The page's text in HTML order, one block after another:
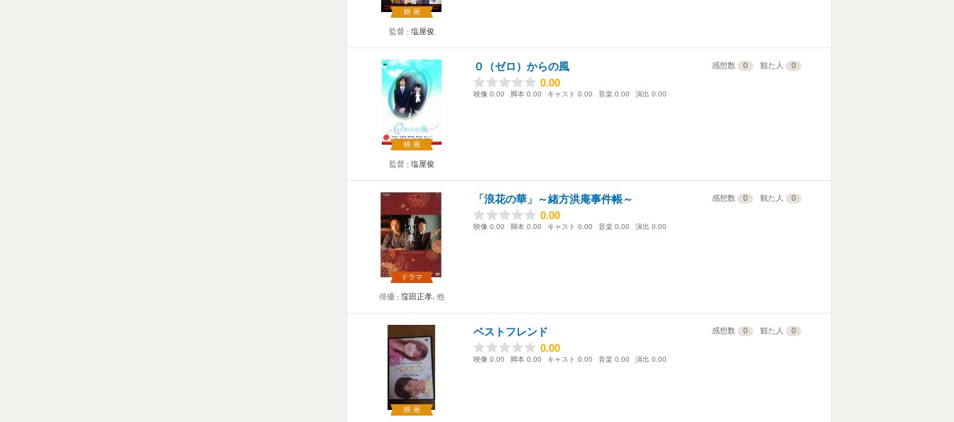
映画
監督 塩屋俊
映画
監督 塩屋俊
０（ゼロ）からの風 感想数 0 観た人 0
0.00
0.00
映像 0.00 脚本 0.00 キャスト 0.00 音楽 0.00 演出 0.00
ドラマ
俳優 窪田正孝､他
「浪花の華」～緒方洪庵事件帳～ 感想数 0 観た人 0
0.00
0.00
映像 0.00 脚本 0.00 キャスト 0.00 音楽 0.00 演出 0.00
映画
ベストフレンド 感想数 0 観た人 0
0.00
0.00
映像 0.00 脚本 0.00 キャスト 0.00 音楽 0.00 演出 0.00